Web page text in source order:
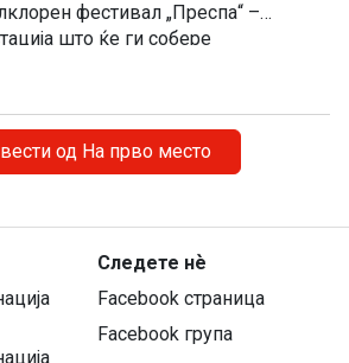
фестивал „Преспа“ –
што ќе ги собере
Албанија и дијаспората во
можност за промоција на богатото
наследство […]
од На прво место
Следете нѐ
Facebook страница
Facebook група